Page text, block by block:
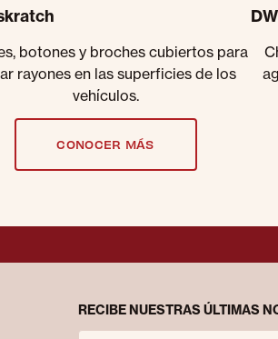
botones y broches cubiertos para
rayones en las superficies de los
vehículos.
CONOCER MÁS
RECIBE NUESTRAS ÚLTIMAS